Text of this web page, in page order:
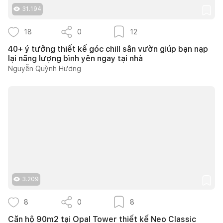
31.194
18 0 12
40+ ý tưởng thiết kế góc chill sân vườn giúp bạn nạp
lại năng lượng bình yên ngay tại nhà
Nguyễn Quỳnh Hương
3.209
8 0 8
Căn hộ 90m2 tại Opal Tower thiết kế Neo Classic